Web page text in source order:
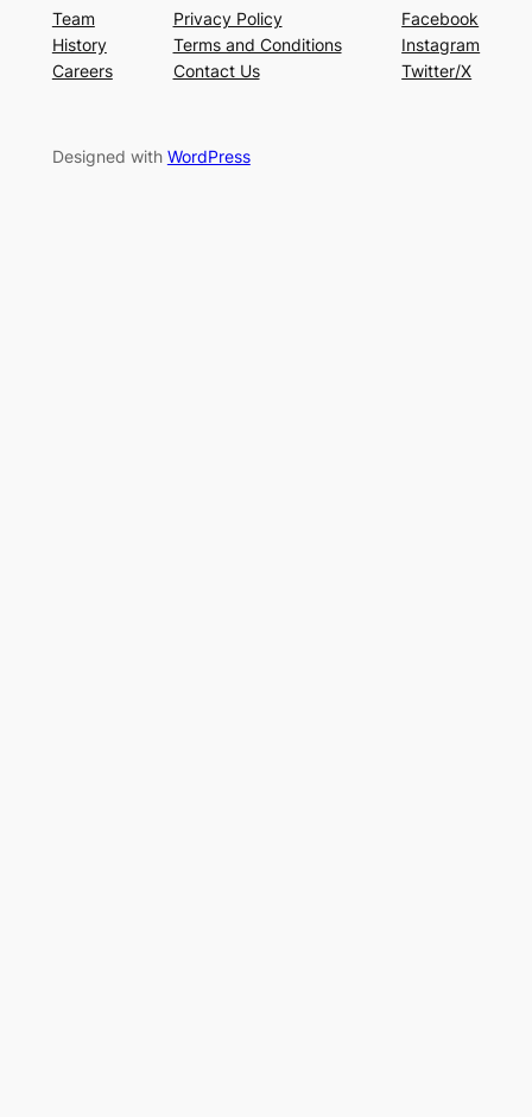
Team
History
Careers
Privacy Policy
Terms and Conditions
Contact Us
Facebook
Instagram
Twitter/X
Designed with WordPress